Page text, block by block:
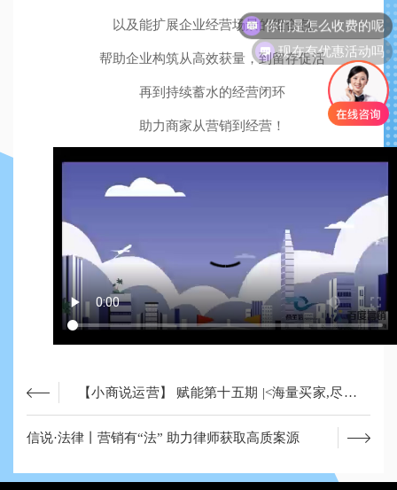
以及能扩展企业经营场景的组合包
帮助企业构筑从高效获量，到留存促活
再到持续蓄水的经营闭环
助力商家从营销到经营！
【小商说运营】 赋能第十五期 |<海量买家,尽在爱
采购>！
信说·法律丨营销有“法” 助力律师获取高质案源
你们是怎么收费的呢
现在有优惠活动吗